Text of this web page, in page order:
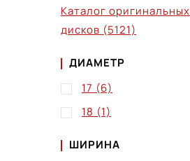
Каталог оригинальных
дисков (5121)
ДИАМЕТР
17 (6)
18 (1)
ШИРИНА